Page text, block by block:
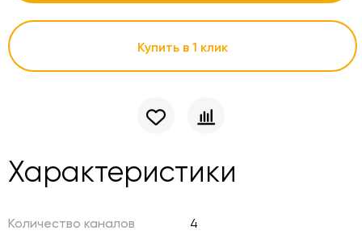
Купить в 1 клик
Характеристики
Количество каналов
4